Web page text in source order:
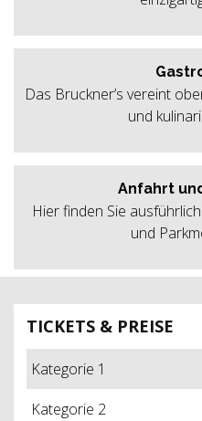
TICKETS & PREISE
Kategorie 1
Kategorie 2
Das Bruckner’s vereint
und
Anfahrt
Hier finden Sie
und